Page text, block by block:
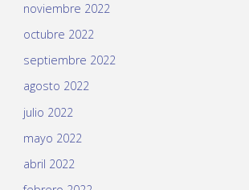
noviembre 2022
octubre 2022
septiembre 2022
agosto 2022
julio 2022
mayo 2022
abril 2022